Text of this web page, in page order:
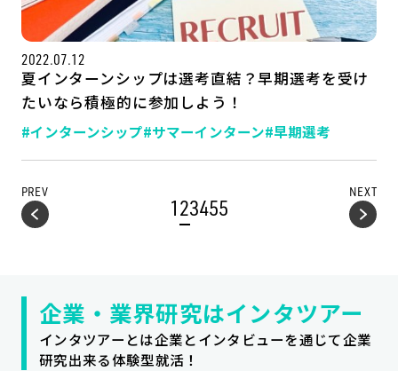
2022.07.12
夏インターンシップは選考直結？早期選考を受け
たいなら積極的に参加しよう！
#インターンシップ#サマーインターン#早期選考
PREV
123455
NEXT
企業・業界研究はインタツアー
インタツアーとは企業とインタビューを通じて企業
研究出来る体験型就活！